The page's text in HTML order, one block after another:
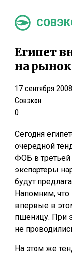
Египет
на рынок
17 сентября 2008
Совэкон
0
Сегодня
очередной
ФОБ в третьей
экспортеры
будут
Напомним, что
впервые в
пшеницу. При
не
На этом же